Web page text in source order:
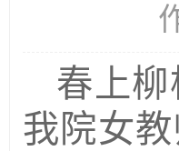
春上
我院女